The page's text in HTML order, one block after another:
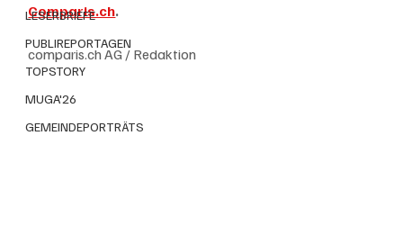
LESERBRIEFE
PUBLIREPORTAGEN
TOPSTORY
MUGA'26
GEMEINDEPORTRÄTS
Comparis.ch.
comparis.ch AG / Redaktion